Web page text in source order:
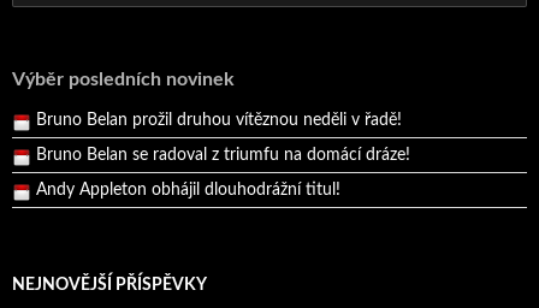
Výběr posledních novinek
Bruno Belan prožil druhou vítěznou neděli v řadě!
Bruno Belan se radoval z triumfu na domácí dráze!
Andy Appleton obhájil dlouhodrážní titul!
Reprezentační dvojice brala český titul!
NEJNOVĚJŠÍ PŘÍSPĚVKY